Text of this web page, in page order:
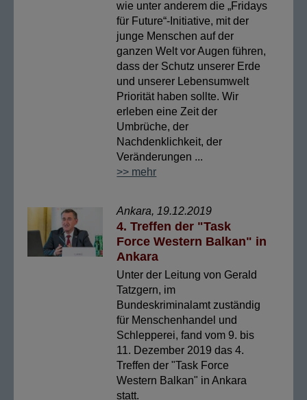
wie unter anderem die „Fridays
für Future“-Initiative, mit der
junge Menschen auf der
ganzen Welt vor Augen führen,
dass der Schutz unserer Erde
und unserer Lebensumwelt
Priorität haben sollte. Wir
erleben eine Zeit der
Umbrüche, der
Nachdenklichkeit, der
Veränderungen ...
>> mehr
Ankara, 19.12.2019
4. Treffen der "Task
Force Western Balkan" in
Ankara
Unter der Leitung von Gerald
Tatzgern, im
Bundeskriminalamt zuständig
für Menschenhandel und
Schlepperei, fand vom 9. bis
11. Dezember 2019 das 4.
Treffen der "Task Force
Western Balkan" in Ankara
statt.